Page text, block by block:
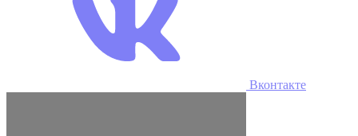
Вконтакте